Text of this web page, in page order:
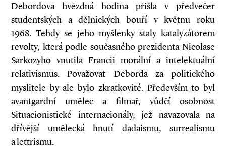
Debordova hvězdná hodina přišla v předvečer
studentských a dělnických bouří v květnu roku
1968. Tehdy se jeho myšlenky staly katalyzátorem
revolty, která podle současného prezidenta Nicolase
Sarkozyho vnutila Francii morální a intelektuální
relativismus. Považovat Deborda za politického
myslitele by ale bylo zkratkovité. Především to byl
avantgardní umělec a filmař, vůdčí osobnost
Situacionistické internacionály, jež navazovala na
dřívější umělecká hnutí dadaismu, surrealismu
a lettrismu.